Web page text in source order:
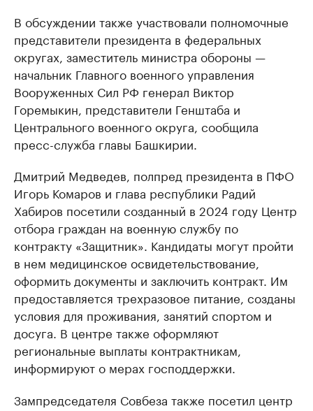
В обсуждении также участвовали полномочные
представители президента в федеральных
округах, заместитель министра обороны —
начальник Главного военного управления
Вооруженных Сил РФ генерал Виктор
Горемыкин, представители Генштаба и
Центрального военного округа, сообщила
пресс-служба главы Башкирии.
Дмитрий Медведев, полпред президента в ПФО
Игорь Комаров и глава республики Радий
Хабиров посетили созданный в 2024 году Центр
отбора граждан на военную службу по
контракту «Защитник». Кандидаты могут пройти
в нем медицинское освидетельствование,
оформить документы и заключить контракт. Им
предоставляется трехразовое питание, созданы
условия для проживания, занятий спортом и
досуга. В центре также оформляют
региональные выплаты контрактникам,
информируют о мерах господдержки.
Зампредседателя Совбеза также посетил центр